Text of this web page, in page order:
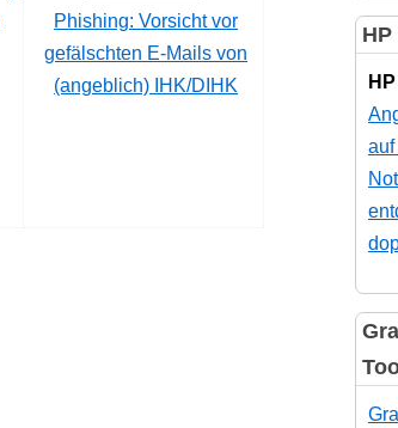
Phishing: Vorsicht vor
gefälschten E-Mails von
(angeblich) IHK/DIHK
auf